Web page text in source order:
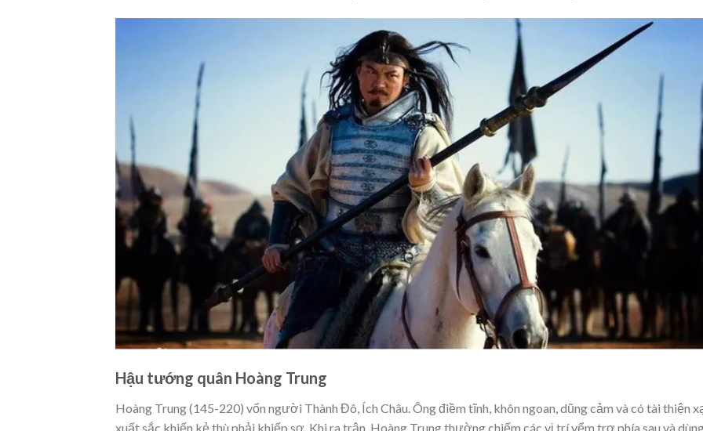
Hậu tướng quân Hoàng Trung
Hoàng Trung (145-220) vốn người Thành Đô, Ích Châu. Ông điềm tĩnh, khôn ngoan, dũng cảm và có tài thiện
xuất sắc khiến kẻ thù phải khiếp sợ. Khi ra trận, Hoàng Trung thường chiếm các vị trí yểm trợ phía sau và